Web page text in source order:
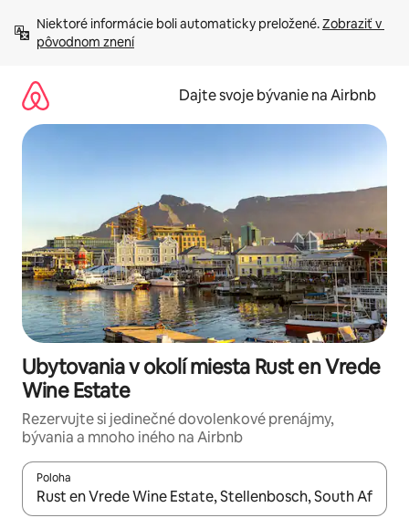
obsah.
Niektoré informácie boli automaticky preložené. Zobraziť v
pôvodnom znení
Dajte svoje bývanie na Airbnb
Ubytovania v okolí miesta Rust en Vrede
Wine Estate
Rezervujte si jedinečné dovolenkové prenájmy,
bývania a mnoho iného na Airbnb
Poloha
Keď budú výsledky k dispozícii, môžete si ich prechádzať